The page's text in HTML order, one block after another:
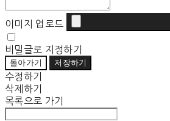
이미지 업로드
비밀글로 지정하기
돌아가기 저장하기
수정하기
삭제하기
목록으로 가기